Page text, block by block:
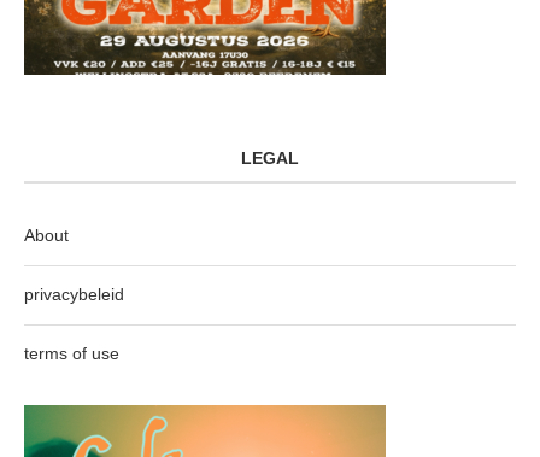
LEGAL
About
privacybeleid
terms of use